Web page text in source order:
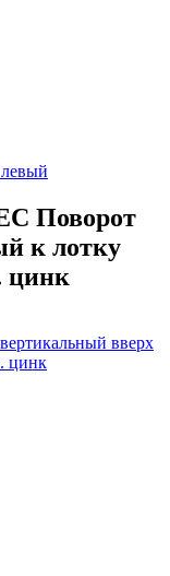
Поворот
к лотку
цинк